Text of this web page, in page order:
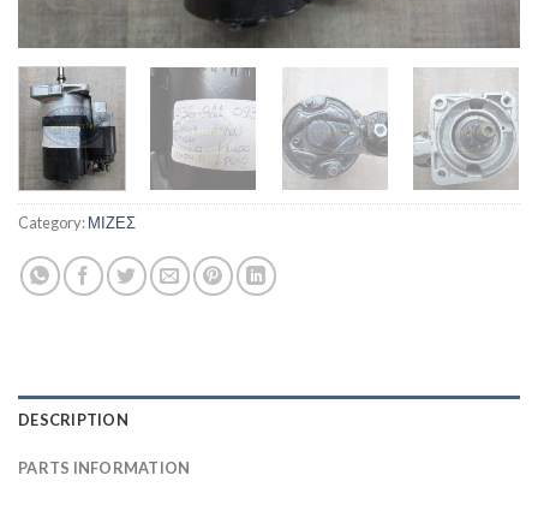
Category:ΜΙΖΕΣ
DESCRIPTION
PARTS INFORMATION